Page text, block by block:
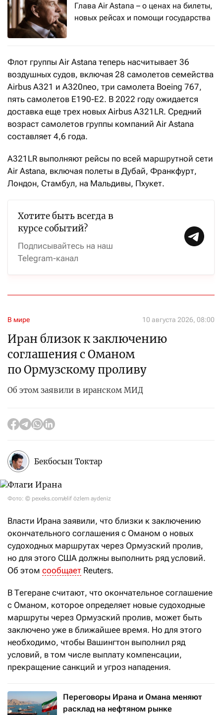
Глава Air Astana – о ценах на билеты,
новых рейсах и помощи государства
Флот группы Air Astana теперь насчитывает 36
воздушных судов, включая 28 самолетов семейства
Airbus А321 и А320neo, три самолета Boeing 767,
пять самолетов Е190-Е2. В 2022 году ожидается
доставка еще трех новых Airbus A321LR. Средний
возраст самолетов группы компаний Air Astana
cоставляет 4,6 года.
A321LR выполняют рейсы по всей маршрутной сети
Air Astana, включая полеты в Дубай, Франкфурт,
Лондон, Стамбул, на Мальдивы, Пхукет.
Хотите быть всегда в
курсе событий?
Подписывайтесь на наш
Telegram-канал
В мире 10 августа 2026, 08:00
Иран близок к заключению
соглашения с Оманом
по Ормузскому проливу
Об этом заявили в иранском МИД
Бекбосын Токтар
Фото: © pexeks.com/elif özlem aydeniz
Власти Ирана заявили, что близки к заключению
окончательного соглашения с Оманом о новых
судоходных маршрутах через Ормузский пролив,
но для этого США должны выполнить ряд условий.
Об этом сообщает Reuters.
В Тегеране считают, что окончательное соглашение
с Оманом, которое определяет новые судоходные
маршруты через Ормузский пролив, может быть
заключено уже в ближайшее время. Но для этого
необходимо, чтобы Вашингтон выполнил ряд
условий, в том числе выплату компенсации,
прекращение санкций и угроз нападения.
Переговоры Ирана и Омана меняют
расклад на нефтяном рынке